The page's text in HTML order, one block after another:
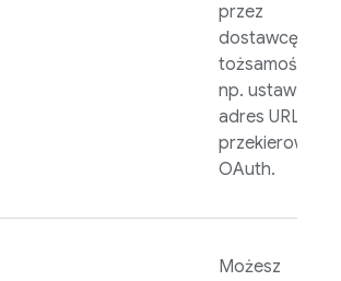
przez
dostawcę
tożsamości,
np. ustaw
adres URL
przekierowania
OAuth.
Możesz